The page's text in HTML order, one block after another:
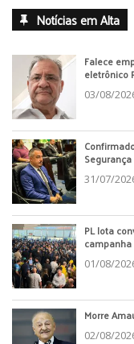
Notícias em Alta
Falece
eletrônico
03/08/
31/07/
PL lota
01/08/
Morre
02/08/